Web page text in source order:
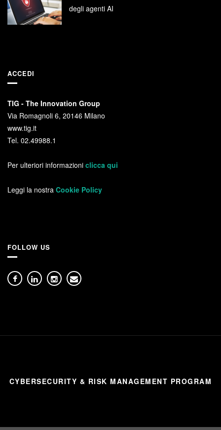
degli agenti AI
ACCEDI
TIG - The Innovation Group
Via Romagnoli 6, 20146 Milano
www.tig.it
Tel. 02.49988.1
Per ulteriori informazioni clicca qui
Leggi la nostra Cookie Policy
FOLLOW US
CYBERSECURITY & RISK MANAGEMENT PROGRAM